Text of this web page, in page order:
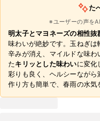
た
※ユーザーの声を
明太子とマヨネーズの相性抜
味わいが絶妙です。玉ねぎ
辛みが消え、マイルドな味
たキリッとした味わいに変化
彩りも良く、ヘルシーながら
作り方も簡単で、春雨の水気